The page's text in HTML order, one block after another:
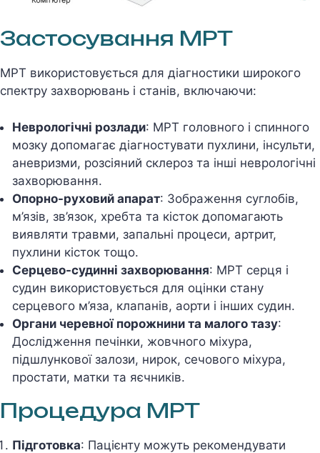
Застосування МРТ
МРТ використовується для діагностики широкого
спектру захворювань і станів, включаючи:
Неврологічні розлади: МРТ головного і спинного
мозку допомагає діагностувати пухлини, інсульти,
аневризми, розсіяний склероз та інші неврологічні
захворювання.
Опорно-руховий апарат: Зображення суглобів,
м’язів, зв’язок, хребта та кісток допомагають
виявляти травми, запальні процеси, артрит,
пухлини кісток тощо.
Серцево-судинні захворювання: МРТ серця і
судин використовується для оцінки стану
серцевого м’яза, клапанів, аорти і інших судин.
Органи черевної порожнини та малого тазу:
Дослідження печінки, жовчного міхура,
підшлункової залози, нирок, сечового міхура,
простати, матки та яєчників.
Процедура МРТ
Підготовка: Пацієнту можуть рекомендувати